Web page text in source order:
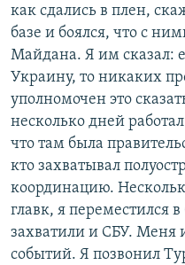
как сдались в плен,
базе и боялся, что с
Майдана. Я им сказал:
Украину, то никаких
уполномочен это
несколько дней
что там была
кто захватывал
координацию.
главк, я переместился
захватили и СБУ. Меня
событий. Я позвонил